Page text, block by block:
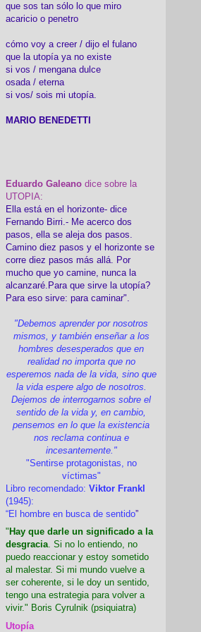
que sos tan sólo lo que miro
acaricio o penetro
cómo voy a creer / dijo el fulano
que la utopía ya no existe
si vos / mengana dulce
osada / eterna
si vos/ sois mi utopía.
MARIO BENEDETTI
Eduardo Galeano dice sobre la
UTOPIA:
Ella está en el horizonte- dice
Fernando Birri.- Me acerco dos
pasos, ella se aleja dos pasos.
Camino diez pasos y el horizonte se
corre diez pasos más allá. Por
mucho que yo camine, nunca la
alcanzaré.Para que sirve la utopía?
Para eso sirve: para caminar".
"Debemos aprender por nosotros
mismos, y también enseñar a los
hombres desesperados que en
realidad no importa que no
esperemos nada de la vida, sino que
la vida espere algo de nosotros.
Dejemos de interrogarnos sobre el
sentido de la vida y, en cambio,
pensemos en lo que la existencia
nos reclama continua e
incesantemente."
"Sentirse protagonistas, no
víctimas"
Libro recomendado: Viktor Frankl
(1945):
“El hombre en busca de sentido”
" Hay que darle un significado a la
desgracia. Si no lo entiendo, no
puedo reaccionar y estoy sometido
al malestar. Si mi mundo vuelve a
ser coherente, si le doy un sentido,
tengo una estrategia para volver a
vivir." Boris Cyrulnik (psiquiatra)
Utopía